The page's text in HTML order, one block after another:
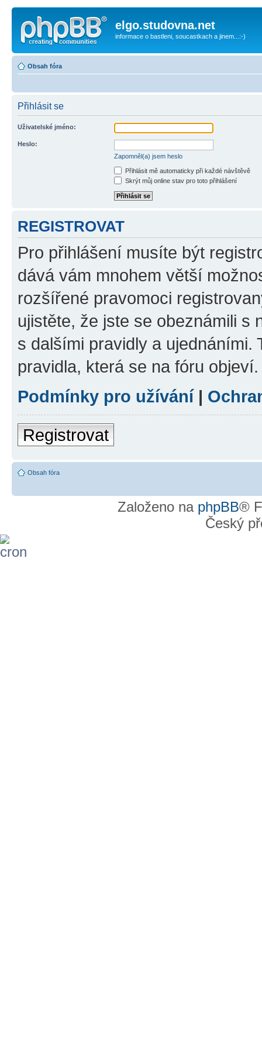
elgo.studovna.net
informace o bastleni, soucastkach a jinem...:-)
Obsah fóra
Přihlásit se
Uživatelské jméno:
Heslo:
Zapomněl(a) jsem heslo
Přihlásit mě automaticky při každé návštěvě
Skrýt můj online stav pro toto přihlášení
REGISTROVAT
Pro přihlášení musíte být
dává vám mnohem větší
rozšířené pravomoci
ujistěte, že jste se obeznámili s
s dalšími pravidly a ujednáními.
pravidla, která se na fóru objeví.
Podmínky pro užívání |
Registrovat
Obsah fóra
Založeno na phpBB®
Český